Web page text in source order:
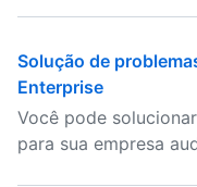
Solução de
Enterprise
Você pode
para sua empresa